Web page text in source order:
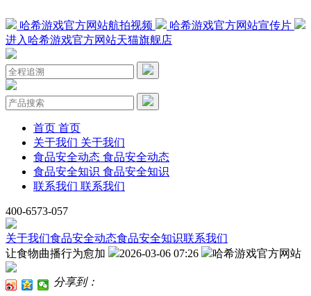
哈希游戏官方网站航拍视频
哈希游戏官方网站宣传片
进入哈希游戏官方网站天猫旗舰店
首页 首页
关于我们 关于我们
食品安全动态 食品安全动态
食品安全知识 食品安全知识
联系我们 联系我们
400-6573-057
关于我们食品安全动态食品安全知识联系我们
让食物曲播行为愈加
2026-03-06 07:26 哈希游戏官方网站
分享到：